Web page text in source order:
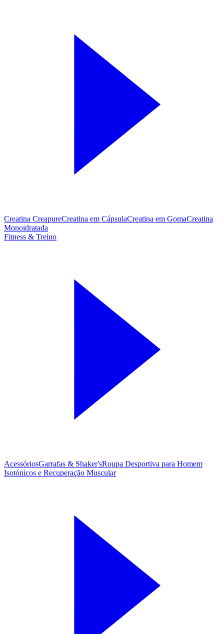
Creatina CreapureCreatina em CápsulaCreatina em GomaCreatina
Monoidratada
Fitness & Treino
AcessóriosGarrafas & Shaker'sRoupa Desportiva para Homem
Isotónicos e Recuperação Muscular